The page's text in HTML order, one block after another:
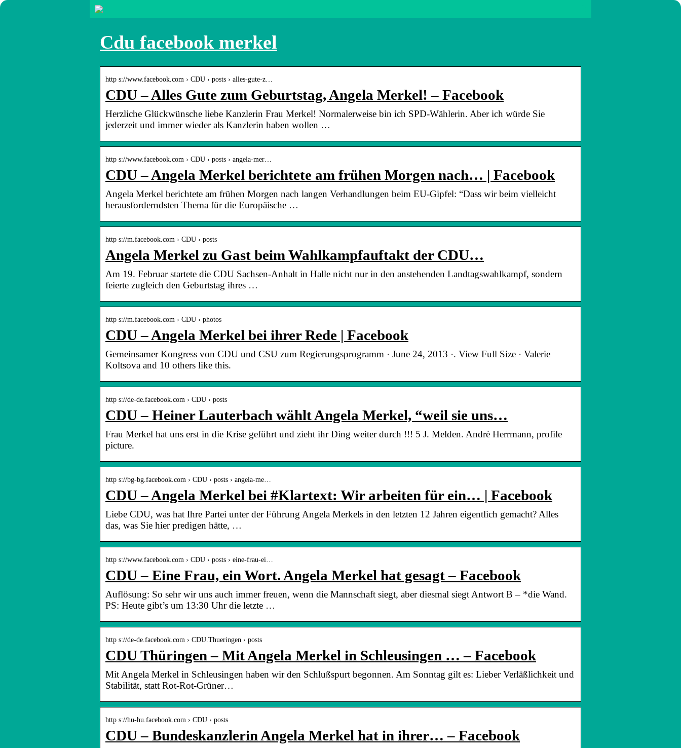
Cdu facebook merkel
http s://www.facebook.com › CDU › posts › alles-gute-z…
CDU – Alles Gute zum Geburtstag, Angela Merkel! – Facebook
Herzliche Glückwünsche liebe Kanzlerin Frau Merkel! Normalerweise bin ich SPD-Wählerin. Aber ich würde Sie
jederzeit und immer wieder als Kanzlerin haben wollen …
http s://www.facebook.com › CDU › posts › angela-mer…
CDU – Angela Merkel berichtete am frühen Morgen nach… | Facebook
Angela Merkel berichtete am frühen Morgen nach langen Verhandlungen beim EU-Gipfel: “Dass wir beim vielleicht
herausforderndsten Thema für die Europäische …
http s://m.facebook.com › CDU › posts
Angela Merkel zu Gast beim Wahlkampfauftakt der CDU…
Am 19. Februar startete die CDU Sachsen-Anhalt in Halle nicht nur in den anstehenden Landtagswahlkampf, sondern
feierte zugleich den Geburtstag ihres …
http s://m.facebook.com › CDU › photos
CDU – Angela Merkel bei ihrer Rede | Facebook
Gemeinsamer Kongress von CDU und CSU zum Regierungsprogramm · June 24, 2013 ·. View Full Size · Valerie
Koltsova and 10 others like this.
http s://de-de.facebook.com › CDU › posts
CDU – Heiner Lauterbach wählt Angela Merkel, “weil sie uns…
Frau Merkel hat uns erst in die Krise geführt und zieht ihr Ding weiter durch !!! 5 J. Melden. Andrè Herrmann, profile
picture.
http s://bg-bg.facebook.com › CDU › posts › angela-me…
CDU – Angela Merkel bei #Klartext: Wir arbeiten für ein… | Facebook
Liebe CDU, was hat Ihre Partei unter der Führung Angela Merkels in den letzten 12 Jahren eigentlich gemacht? Alles
das, was Sie hier predigen hätte, …
http s://www.facebook.com › CDU › posts › eine-frau-ei…
CDU – Eine Frau, ein Wort. Angela Merkel hat gesagt – Facebook
Auflösung: So sehr wir uns auch immer freuen, wenn die Mannschaft siegt, aber diesmal siegt Antwort B – *die Wand.
PS: Heute gibt’s um 13:30 Uhr die letzte …
http s://de-de.facebook.com › CDU.Thueringen › posts
CDU Thüringen – Mit Angela Merkel in Schleusingen … – Facebook
Mit Angela Merkel in Schleusingen haben wir den Schlußspurt begonnen. Am Sonntag gilt es: Lieber Verläßlichkeit und
Stabilität, statt Rot-Rot-Grüner…
http s://hu-hu.facebook.com › CDU › posts
CDU – Bundeskanzlerin Angela Merkel hat in ihrer… – Facebook